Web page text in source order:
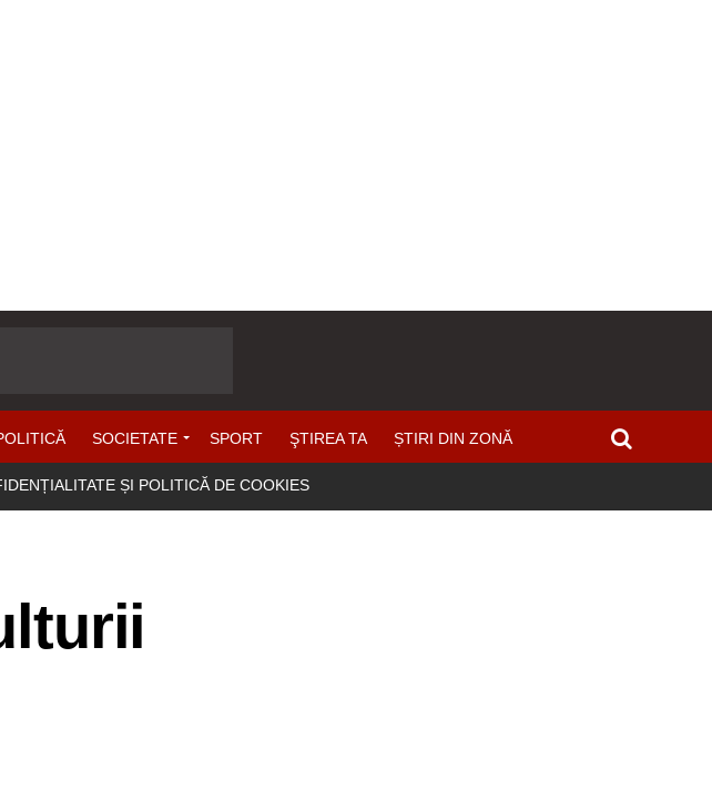
SOCIETATE SPORT ŞTIREA TA ȘTIRI DIN ZONĂ
ȘI POLITICĂ DE COOKIES